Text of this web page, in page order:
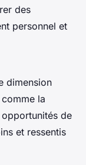
des
personnel et
dimension
la
de
et ressentis